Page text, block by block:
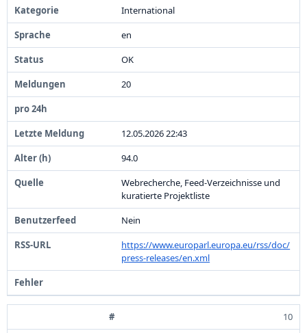
International
en
OK
20
12.05.202622:43
94.0
Webrecherche, Feed-Verzeichnisse und
kuratierte Projektliste
Nein
https://www.europarl.europa.eu/rss/doc/
press-releases/en.xml
10